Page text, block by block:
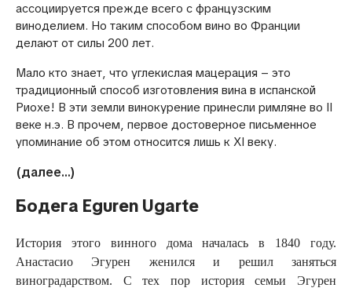
ассоциируется прежде всего с французским
виноделием. Но таким способом вино во Франции
делают от силы 200 лет.
Мало кто знает, что углекислая мацерация – это
традиционный способ изготовления вина в испанской
Риохе! В эти земли винокурение принесли римляне во II
веке н.э. В прочем, первое достоверное письменное
упоминание об этом относится лишь к XI веку.
(далее…)
Бодега Eguren Ugarte
История этого винного дома началась в 1840 году.
Анастасио Эгурен женился и решил заняться
виноградарством. С тех пор история семьи Эгурен